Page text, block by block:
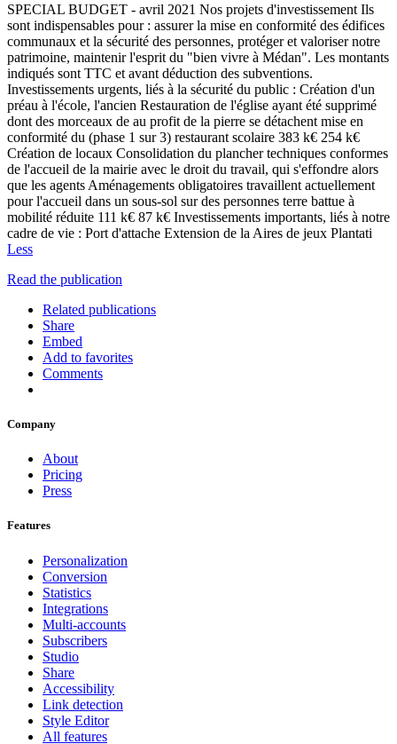
SPECIAL BUDGET - avril 2021 Nos projets d'investissement Ils
sont indispensables pour : assurer la mise en conformité des édifices
communaux et la sécurité des personnes, protéger et valoriser notre
patrimoine, maintenir l'esprit du "bien vivre à Médan". Les montants
indiqués sont TTC et avant déduction des subventions.
Investissements urgents, liés à la sécurité du public : Création d'un
préau à l'école, l'ancien Restauration de l'église ayant été supprimé
dont des morceaux de au profit de la pierre se détachent mise en
conformité du (phase 1 sur 3) restaurant scolaire 383 k€ 254 k€
Création de locaux Consolidation du plancher techniques conformes
de l'accueil de la mairie avec le droit du travail, qui s'effondre alors
que les agents Aménagements obligatoires travaillent actuellement
pour l'accueil dans un sous-sol sur des personnes terre battue à
mobilité réduite 111 k€ 87 k€ Investissements importants, liés à notre
cadre de vie : Port d'attache Extension de la Aires de jeux Plantati
Less
Read the publication
Related publications
Share
Embed
Add to favorites
Comments
Company
About
Pricing
Press
Features
Personalization
Conversion
Statistics
Integrations
Multi-accounts
Subscribers
Studio
Share
Accessibility
Link detection
Style Editor
All features